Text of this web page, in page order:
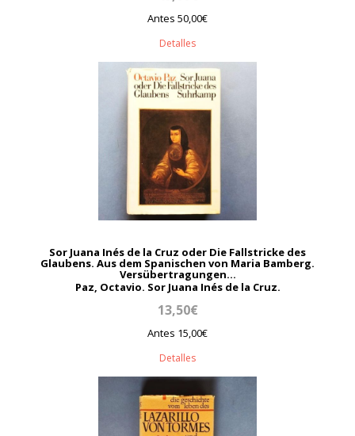
Antes 50,00€
Detalles
Sor Juana Inés de la Cruz oder Die Fallstricke des
Glaubens. Aus dem Spanischen von Maria Bamberg.
Versübertragungen...
Paz, Octavio. Sor Juana Inés de la Cruz.
13,50€
Antes 15,00€
Detalles